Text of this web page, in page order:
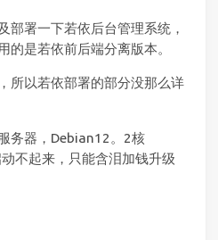
部署一下若依后台管理系统，
的是若依前后端分离版本。
所以若依部署的部分没那么详
务器，Debian12。2核
不起来，只能含泪加钱升级